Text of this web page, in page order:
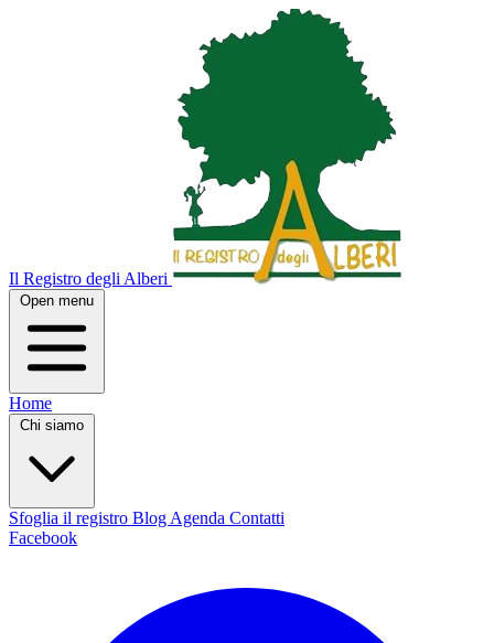
Il Registro degli Alberi
Open menu
Home
Chi siamo
Sfoglia il registro Blog Agenda Contatti
Facebook